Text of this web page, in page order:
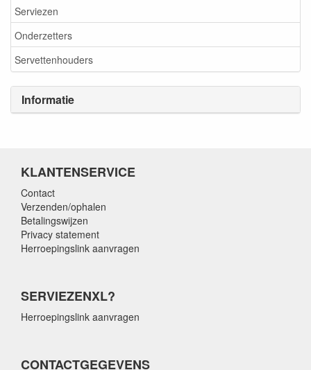
Serviezen
Onderzetters
Servettenhouders
Informatie
KLANTENSERVICE
Contact
Verzenden/ophalen
Betalingswijzen
Privacy statement
Herroepingslink aanvragen
SERVIEZENXL?
Herroepingslink aanvragen
CONTACTGEGEVENS